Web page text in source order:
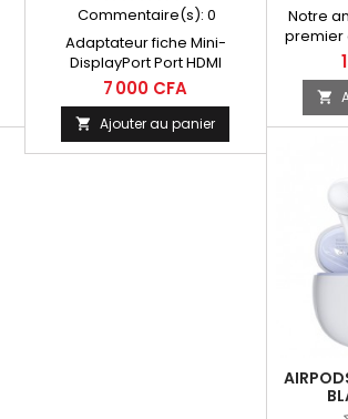
Commentaire(s): 0
Adaptateur fiche Mini-
DisplayPort Port HDMI
7 000 CFA
 Ajouter au panier
Notre
premier
contre
les
est
pour
